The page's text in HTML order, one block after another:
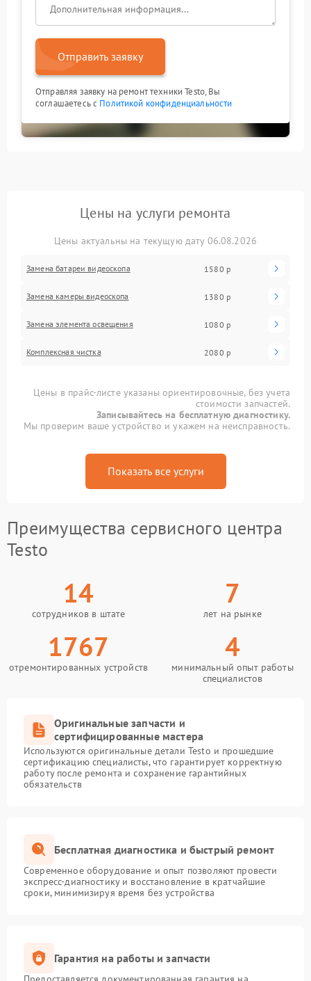
Отправить заявку
Отправляя заявку на ремонт техники Testo, Вы
соглашаетесь с Политикой конфиденциальности
Цены на услуги ремонта
Цены актуальны на текущую дату 06.08.2026
Замена батареи видеоскопа 1580 р
Замена камеры видеоскопа 1380 р
Замена элемента освещения 1080 р
Комплексная чистка 2080 р
Цены в прайс-листе указаны ориентировочные, без учета
стоимости запчастей.
Записывайтесь на бесплатную диагностику.
Мы проверим ваше устройство и укажем на неисправность.
Показать все услуги
Преимущества сервисного центра
Testo
14
сотрудников в штате
7
лет на рынке
1767
отремонтированных устройств
4
минимальный опыт работы
специалистов
Оригинальные запчасти и
сертифицированные мастера
Используются оригинальные детали Testo и прошедшие
сертификацию специалисты, что гарантирует корректную
работу после ремонта и сохранение гарантийных
обязательств
Бесплатная диагностика и быстрый ремонт
Современное оборудование и опыт позволяют провести
экспресс-диагностику и восстановление в кратчайшие
сроки, минимизируя время без устройства
Гарантия на работы и запчасти